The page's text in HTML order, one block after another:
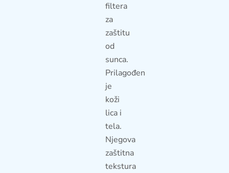
filtera
za
zaštitu
od
sunca.
Prilagođen
je
koži
lica i
tela.
Njegova
zaštitna
tekstura